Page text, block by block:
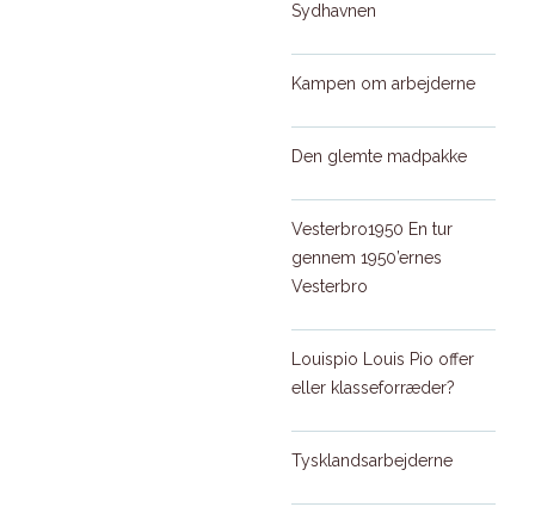
Sydhavnen
Kampen om arbejderne
Den glemte madpakke
Vesterbro1950 En tur
gennem 1950’ernes
Vesterbro
Louispio Louis Pio offer
eller klasseforræder?
Tysklandsarbejderne